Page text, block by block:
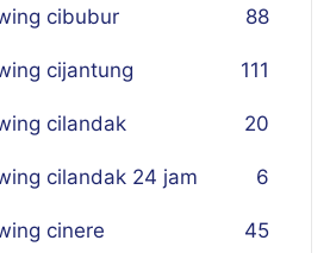
cibubur 88
cijantung 111
cilandak 20
cilandak 24 jam 6
cinere 45